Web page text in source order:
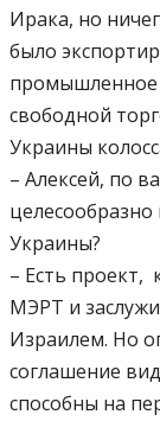
Ирака, но
было
промышленное
свободной
Украины
– Алексей, по
Украины?
– Есть
МЭРТ и
Израилем. Но
соглашение
способны на